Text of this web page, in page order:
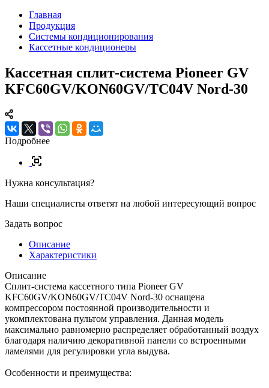
Главная
Продукция
Системы кондиционирования
Кассетные кондиционеры
Кассетная сплит-система Pioneer GV
KFC60GV/KON60GV/TC04V Nord-30
Подробнее
Нужна консультация?
Наши специалисты ответят на любой интересующий вопрос
Задать вопрос
Описание
Характеристики
Описание
Сплит-система кассетного типа Pioneer GV
KFC60GV/KON60GV/TC04V Nord-30 оснащена
компрессором постоянной производительности и
укомплектована пультом управления. Данная модель
максимально равномерно распределяет обработанный воздух
благодаря наличию декоративной панели со встроенными
ламелями для регулировки угла выдува.
Особенности и преимущества: